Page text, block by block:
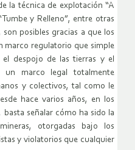
la técnica de explotación “A
y Relleno”, entre otras
posibles gracias a que los
marco regulatorio que simple
despojo de las tierras y el
marco legal totalmente
y colectivos, tal como le
hace varios años, en los
señalar cómo ha sido la
otorgadas bajo los
y violatorios que cualquier